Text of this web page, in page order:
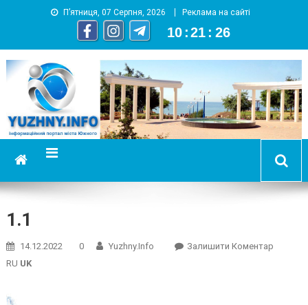
П’ятниця, 07 Серпня, 2026 Реклама на сайті
10 :21 : 27
YUZHNY.INFO
информационный портал города Южный
1.1
14.12.2022 0 Yuzhny.info Залишити КоментарOn
RU UK